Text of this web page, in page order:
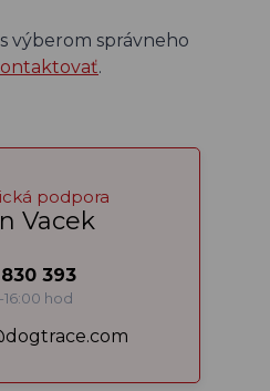
výberom správneho
.
podpora
Vacek
393
hod